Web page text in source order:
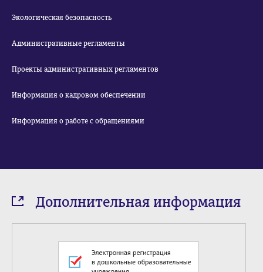
Экологическая безопасность
Административные регламенты
Проекты административных регламентов
Информация о кадровом обеспечении
Информация о работе с обращениями
Дополнительная информация